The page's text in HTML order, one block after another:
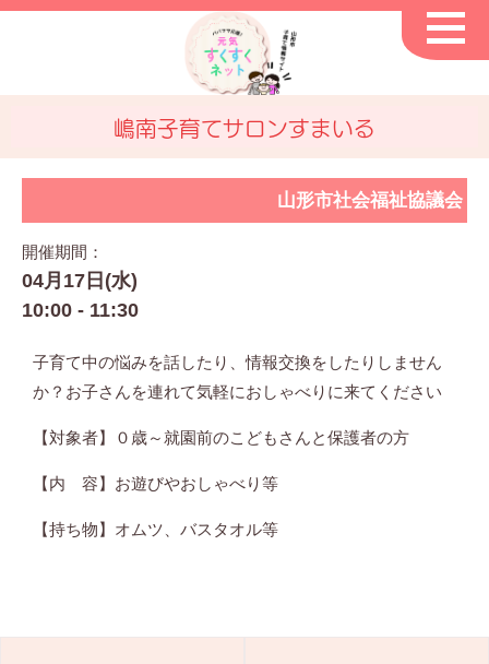
嶋南子育てサロンすまいる
山形市社会福祉協議会
開催期間：
04月17日(水)
10:00 - 11:30
子育て中の悩みを話したり、情報交換をしたりしません
か？お子さんを連れて気軽におしゃべりに来てください
【対象者】０歳～就園前のこどもさんと保護者の方
【内 容】お遊びやおしゃべり等
【持ち物】オムツ、バスタオル等